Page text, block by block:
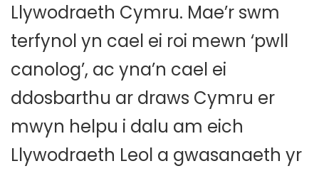
Llywodraeth Cymru. Mae’r swm
terfynol yn cael ei roi mewn ‘pwll
canolog’, ac yna’n cael ei
ddosbarthu ar draws Cymru er
mwyn helpu i dalu am eich
Llywodraeth Leol a gwasanaeth yr